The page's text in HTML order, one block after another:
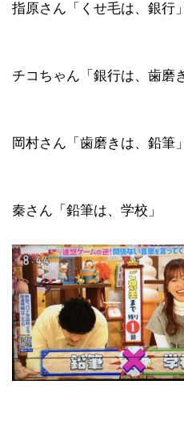
指原さん「くせ毛は、銀行」
チコちゃん「銀行は、歯磨
岡村さん「歯磨きは、鉛筆」
秦さん「鉛筆は、学校」